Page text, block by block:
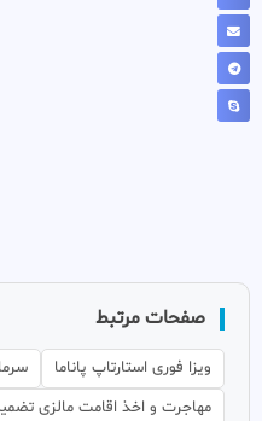
صفحات مرتبط
ویزا فوری استارتاپ پاناما
مهاجرت و اخذ اقامت مالزی